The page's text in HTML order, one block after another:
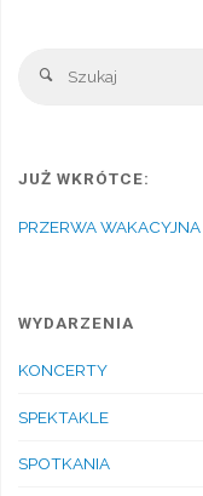
Szukaj
JUŻ WKRÓTCE:
PRZERWA WAKACYJNA
WYDARZENIA
KONCERTY
SPEKTAKLE
SPOTKANIA